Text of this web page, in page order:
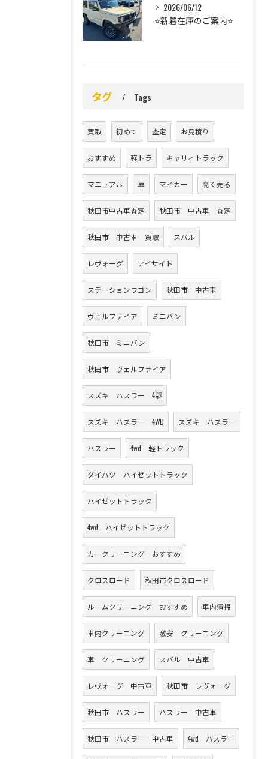
2026/06/12
⭐️新着在庫のご案内⭐️
タグ Tags
買取 初めて 査定 お見積り
おすすめ 軽トラ キャリィトラック
マニュアル 車 マイカー 高く売る
秋田市中古車査定 秋田市 中古車 査定
秋田市 中古車 買取 スバル
レヴォーグ アイサイト
ステーションワゴン 秋田市 中古車
ヴェルファイア ミニバン
秋田市 ミニバン
秋田市 ヴェルファイア
スズキ ハスラー 4駆
スズキ ハスラー 4WD スズキ ハスラー
ハスラー 4wd 軽トラック
ダイハツ ハイゼットトラック
ハイゼットトラック
4wd ハイゼットトラック
カークリーニング おすすめ
クロスロード 秋田市クロスロード
ルームクリーニング おすすめ 車内清掃
車内クリーニング 激安 クリーニング
車 クリーニング スバル 中古車
レヴォーグ 中古車 秋田市 レヴォーグ
秋田市 ハスラー ハスラー 中古車
秋田市 ハスラー 中古車 4wd ハスラー